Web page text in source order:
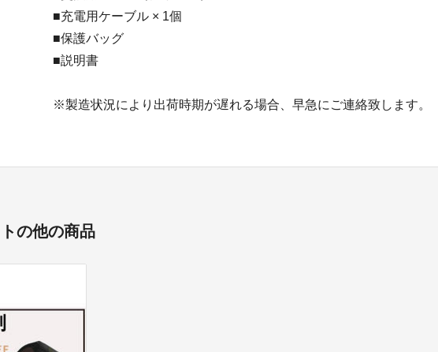
■充電用ケーブル × 1個
■保護バッグ
■説明書
※製造状況により出荷時期が遅れる場合、早急にご連絡致します。
の他の商品